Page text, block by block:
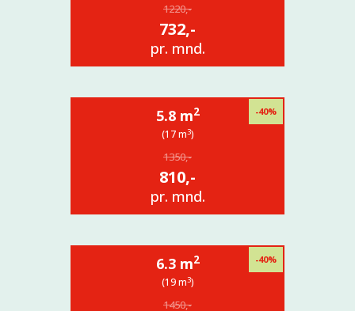
1220,-
732,-
pr. mnd.
-40%
5.8 m2
(17 m3)
1350,-
810,-
pr. mnd.
-40%
6.3 m2
(19 m3)
1450,-